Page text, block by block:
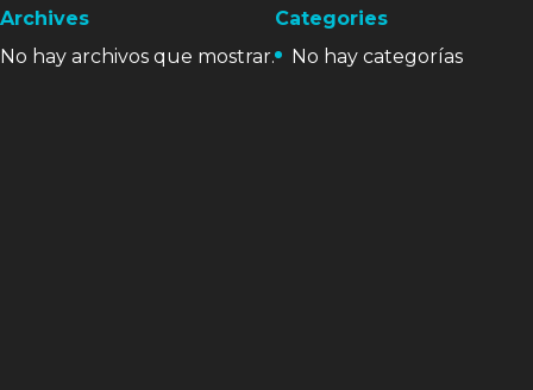
Archives
No hay archivos que mostrar.
Categories
No hay categorías